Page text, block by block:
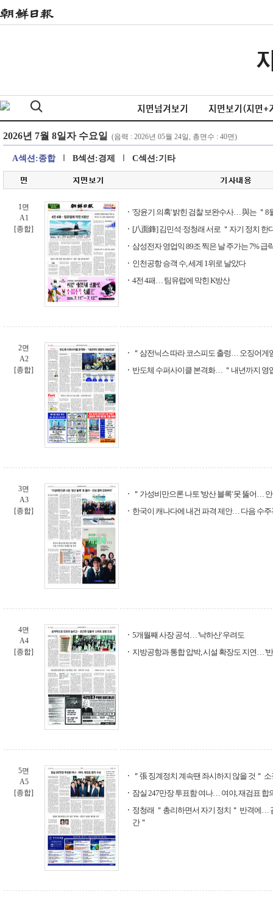
지면넘겨보기 지면보기(지면+
A섹션:종합 B섹션:경제 C섹션:기타
1면
A1
[종합]
'장윤기 의혹' 밝힌 검찰 보완수사… 與는 ＂8
[八面鋒] 김민석·정청래 서로 ＂자기 정치 한
삼성전자 영업익 89조 찍은 날 주가는 7% 급
인천공항 승객 수, 세계 1위로 날았다
4전 4패… 팀유럽에 막힌 K방산
2면
A2
[종합]
＂삼전닉스 따라 코스피도 출렁… 오징어게
반도체 수퍼사이클 본격화… ＂내년까지 영
3면
A3
[종합]
＂가성비만으론 나토 '방산 블록' 못 뚫어…
한국이 캐나다에 내건 파격 제안… 다음 수주
4면
A4
[종합]
5개월째 사장 공석… '낙하산' 우려도
지방공항과 통합 압박, 시설 확장도 지연… '
5면
A5
[종합]
＂張 징계정치 계속땐 좌시하지 않을 것＂
잠실 247만장 투표함 여나… 여야, 재검표 합
정청래 ＂총리하면서 자기 정치＂ 반격에…
간＂